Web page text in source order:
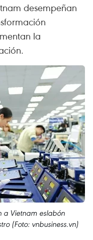
desempeñan
la
a Vietnam eslabón
(Foto: vnbusiness.vn)